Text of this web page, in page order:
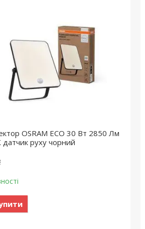
OSRAM ECO 30 Вт 2850 Лм
датчик руху чорний